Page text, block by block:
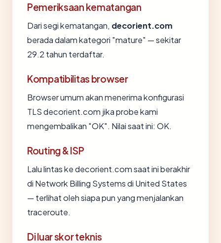
Pemeriksaan kematangan
Dari segi kematangan, decorient.com
berada dalam kategori "mature" — sekitar
29.2 tahun terdaftar.
Kompatibilitas browser
Browser umum akan menerima konfigurasi
TLS decorient.com jika probe kami
mengembalikan "OK". Nilai saat ini: OK.
Routing & ISP
Lalu lintas ke decorient.com saat ini berakhir
di Network Billing Systems di United States
— terlihat oleh siapa pun yang menjalankan
traceroute.
Di luar skor teknis